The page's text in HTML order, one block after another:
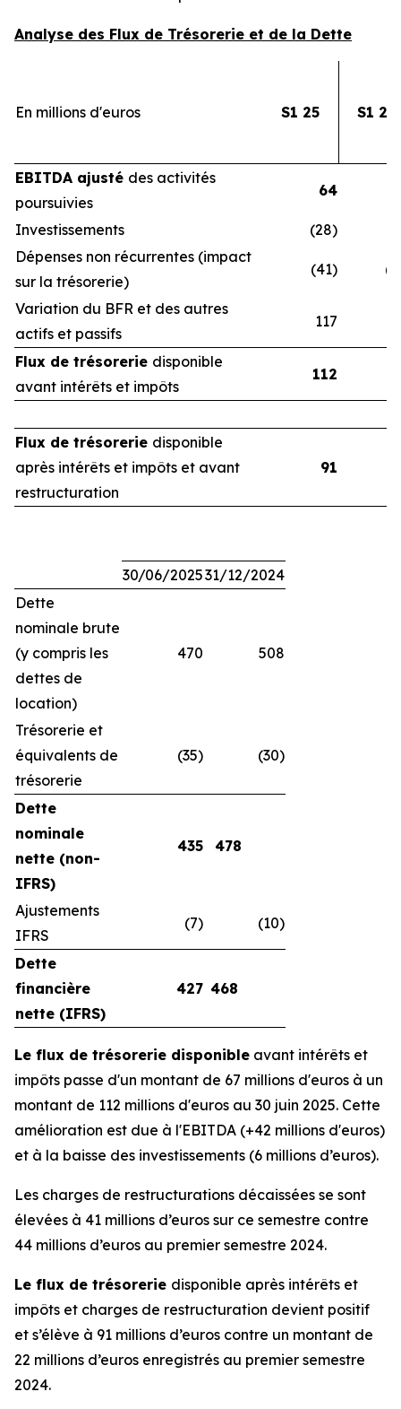
Analyse des Flux de Trésorerie et de la Dette
En millions d'euros S1 25 S1 24
EBITDA ajusté des activités
poursuivies
64
Investissements (28)
Dépenses non récurrentes (impact
sur la trésorerie)
(41)
Variation du BFR et des autres
actifs et passifs
117
Flux de trésorerie disponible
avant intérêts et impôts
112
Flux de trésorerie disponible
après intérêts et impôts et avant
restructuration
91
30/06/202531/12/2024
Dette
nominale brute
(y compris les
dettes de
location)
470 508
Trésorerie et
équivalents de
trésorerie
(35) (30)
Dette
nominale
nette (non-
IFRS)
435 478
Ajustements
IFRS
(7) (10)
Dette
financière
nette (IFRS)
427 468
Le flux de trésorerie disponible avant intérêts et
impôts passe d'un montant de 67 millions d'euros à un
montant de 112 millions d'euros au 30 juin 2025. Cette
amélioration est due à l'EBITDA (+42 millions d'euros)
et à la baisse des investissements (6 millions d’euros).
Les charges de restructurations décaissées se sont
élevées à 41 millions d’euros sur ce semestre contre
44 millions d’euros au premier semestre 2024.
Le flux de trésorerie disponible après intérêts et
impôts et charges de restructuration devient positif
et s’élève à 91 millions d’euros contre un montant de
22 millions d’euros enregistrés au premier semestre
2024.